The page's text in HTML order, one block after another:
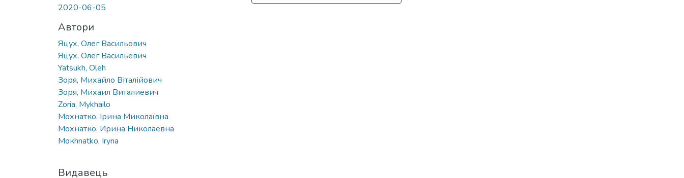
2020-06-05
Автори
Яцух, Олег Васильович
Яцух, Олег Васильевич
Yatsukh, Oleh
Зоря, Михайло Віталійович
Зоря, Михаил Виталиевич
Zoria, Mykhailo
Мохнатко, Ірина Миколаївна
Мохнатко, Ирина Николаевна
Moкhnatko, Iryna
Видавець